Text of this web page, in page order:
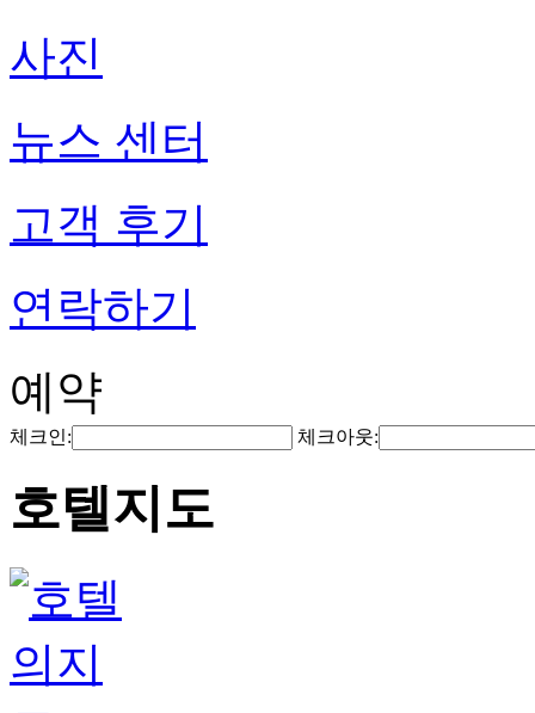
사진
뉴스 센터
고객 후기
연락하기
예약
체크인: 체크아웃:
호텔지도